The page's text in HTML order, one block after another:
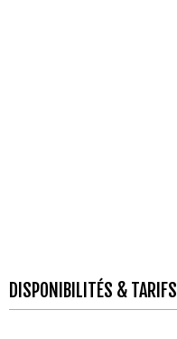
DISPONIBILITÉS & TARIFS